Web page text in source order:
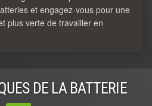
et engagez-vous pour une
plus verte de travailler en
DE LA BATTERIE